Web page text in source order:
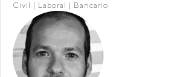
Civil | Laboral | Bancario